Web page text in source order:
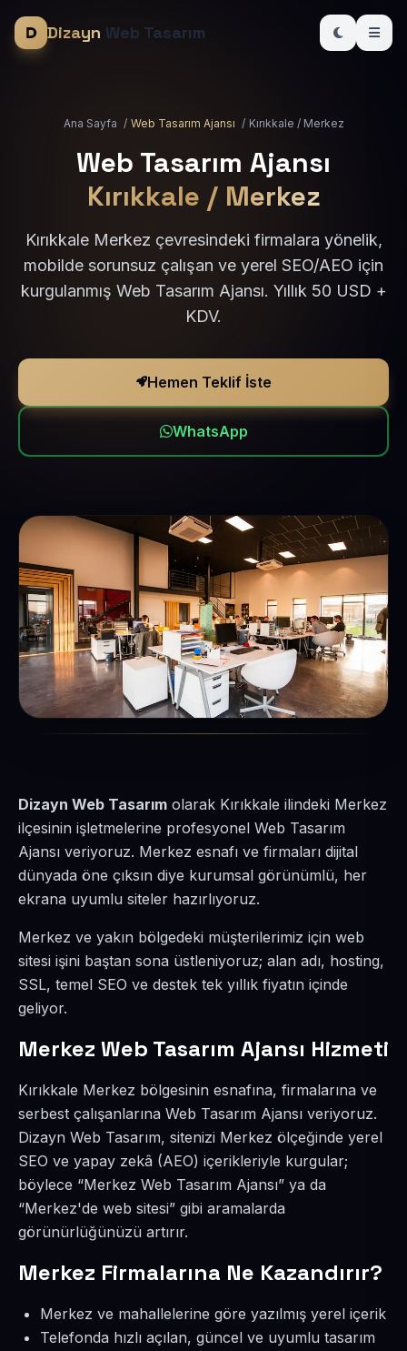
Dizayn Web Tasarım
Ana Sayfa / Web Tasarım Ajansı / Kırıkkale / Merkez
Web Tasarım Ajansı
Kırıkkale / Merkez
Kırıkkale Merkez çevresindeki firmalara yönelik,
mobilde sorunsuz çalışan ve yerel SEO/AEO için
kurgulanmış Web Tasarım Ajansı. Yıllık 50 USD +
KDV.
Hemen Teklif İste
WhatsApp
Dizayn Web Tasarım olarak Kırıkkale ilindeki Merkez
ilçesinin işletmelerine profesyonel Web Tasarım
Ajansı veriyoruz. Merkez esnafı ve firmaları dijital
dünyada öne çıksın diye kurumsal görünümlü, her
ekrana uyumlu siteler hazırlıyoruz.
Merkez ve yakın bölgedeki müşterilerimiz için web
sitesi işini baştan sona üstleniyoruz; alan adı, hosting,
SSL, temel SEO ve destek tek yıllık fiyatın içinde
geliyor.
Merkez Web Tasarım Ajansı Hizmeti
Kırıkkale Merkez bölgesinin esnafına, firmalarına ve
serbest çalışanlarına Web Tasarım Ajansı veriyoruz.
Dizayn Web Tasarım, sitenizi Merkez ölçeğinde yerel
SEO ve yapay zekâ (AEO) içerikleriyle kurgular;
böylece “Merkez Web Tasarım Ajansı” ya da
“Merkez'de web sitesi” gibi aramalarda
görünürlüğünüzü artırır.
Merkez Firmalarına Ne Kazandırır?
Merkez ve mahallelerine göre yazılmış yerel içerik
Telefonda hızlı açılan, güncel ve uyumlu tasarım